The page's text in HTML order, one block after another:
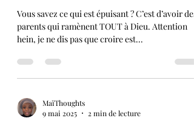
Humanisme tí é ou???
Vous savez ce qui est épuisant ? C’est d’avoir des
hein, je ne dis pas que croire est...